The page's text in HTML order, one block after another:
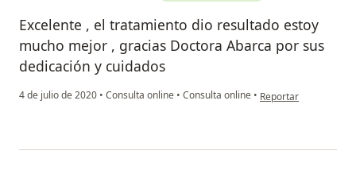
Excelente , el tratamiento dio resultado estoy
mucho mejor , gracias Doctora Abarca por sus
dedicación y cuidados
4 de julio de 2020 • Consulta online • Consulta online • en opinión del
Reportar